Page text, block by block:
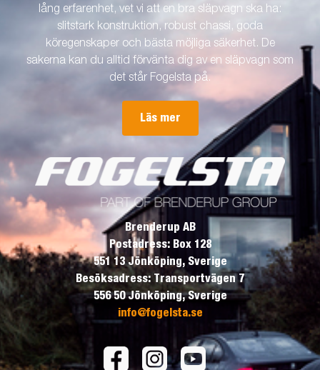
lång erfarenhet, vet vi att en bra släpvagn ska ha:
slitstark konstruktion, robust chassi, goda
köregenskaper och bästa möjliga säkerhet. De
sakerna kan du alltid förvänta dig av en släpvagn som
det står Fogelsta på.
Läs mer
Brenderup AB
Postadress: Box 128
551 13 Jönköping, Sverige
Besöksadress: Transportvägen 7
556 50 Jönköping, Sverige
info@fogelsta.se